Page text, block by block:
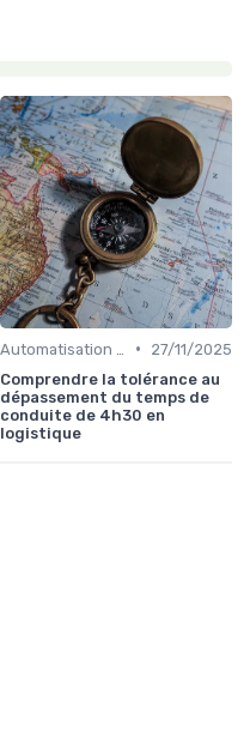
•
27/11/2025
Comprendre la tolérance au
dépassement du temps de
conduite de 4h30 en
logistique